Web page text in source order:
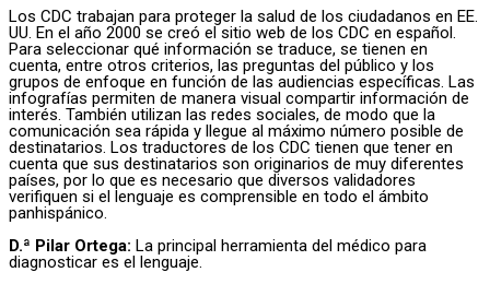
Los CDC trabajan para proteger la salud de los ciudadanos en EE.
UU. En el año 2000 se creó el sitio web de los CDC en español.
Para seleccionar qué información se traduce, se tienen en
cuenta, entre otros criterios, las preguntas del público y los
grupos de enfoque en función de las audiencias específicas. Las
infografías permiten de manera visual compartir información de
interés. También utilizan las redes sociales, de modo que la
comunicación sea rápida y llegue al máximo número posible de
destinatarios. Los traductores de los CDC tienen que tener en
cuenta que sus destinatarios son originarios de muy diferentes
países, por lo que es necesario que diversos validadores
verifiquen si el lenguaje es comprensible en todo el ámbito
panhispánico.
D.ª Pilar Ortega: La principal herramienta del médico para
diagnosticar es el lenguaje.